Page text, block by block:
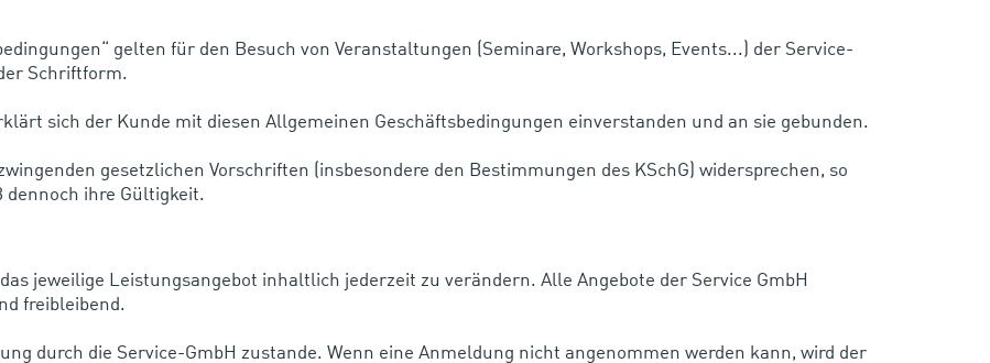
gelten für den Besuch von Veranstaltungen (Seminare, Workshops, Events...) der Service-
Schriftform.
sich der Kunde mit diesen Allgemeinen Geschäftsbedingungen einverstanden und an sie gebunden.
gesetzlichen Vorschriften (insbesondere den Bestimmungen des KSchG) widersprechen, so
dennoch ihre Gültigkeit.
jeweilige Leistungsangebot inhaltlich jederzeit zu verändern. Alle Angebote der Service GmbH
freibleibend.
durch die Service-GmbH zustande. Wenn eine Anmeldung nicht angenommen werden kann, wird der